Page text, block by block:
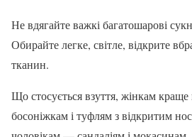
Не вдягайте важкі багатошарові
Обирайте легке, світле, відкрите
тканин.
Що стосується взуття, жінкам краще
босоніжкам і туфлям з відкритим